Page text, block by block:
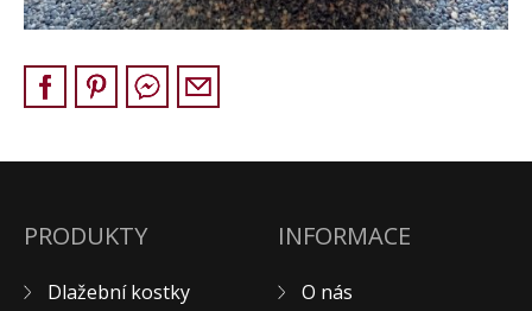
ZAKÁZKY NA MÍRU
NOVINKY
KONTAKT
PRODUKTY
Dlažební kostky
INFORMACE
O nás